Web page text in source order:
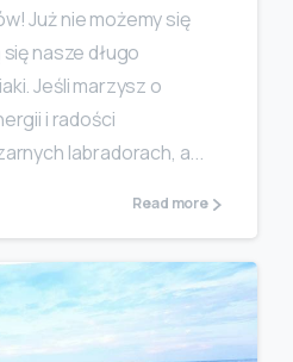
Już nie możemy się
nasze długo
Jeśli marzysz o
i radości
labradorach, a...
Read more